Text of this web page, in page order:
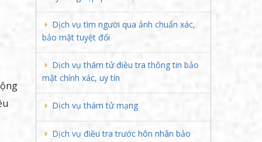
Dịch vụ tìm người qua ảnh chuẩn xác,
bảo mật tuyệt đối
Dịch vụ thám tử điều tra thông tin bảo
mật chính xác, uy tín
Dịch vụ thám tử mạng
Dịch vụ điều tra trước hôn nhân bảo